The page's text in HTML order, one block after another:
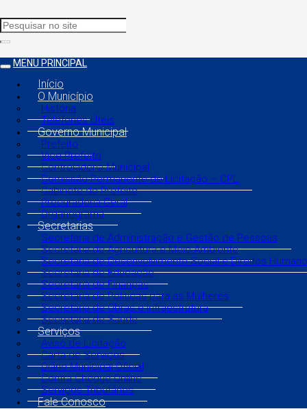
MENU PRINCIPAL
Início
O Município
História
Telefones Úteis
Governo Municipal
Prefeito
Vice Prefeito
Controladoria Municipal
Comissão Permanente de Licitação – CPL
Gabinete do Prefeito
Procuradoria Geral
Organograma
Secretarias
Secretaria de Administração e Gestão de Pessoas
Secretaria de Agricultura e Meio Ambiente
Secretaria de Desenvolvimento Social e Direitos
Secretaria de Educação
Secretaria de Finanças
Secretaria de Políticas para as Mulheres
Secretaria de Obras e Infraestrutura
Secretaria de Saúde
Serviços
Aviso de Licitação
Carta de Serviços
Diário Municipal Oficial
Contra Cheque Online
Serviços Tributários
Fale Conosco